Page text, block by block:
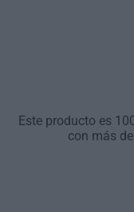
Este producto es
con más